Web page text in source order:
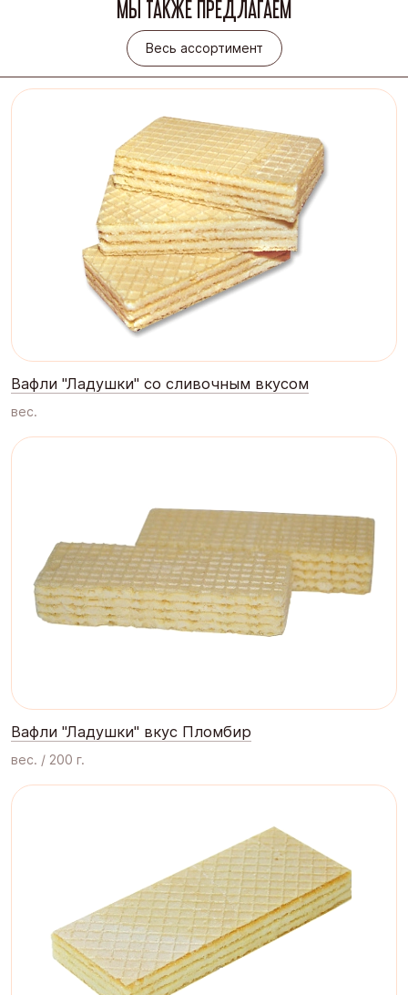
МЫ ТАКЖЕ ПРЕДЛАГАЕМ
Весь ассортимент
Весь ассортимент
Вафли "Ладушки" со сливочным вкусом
вес.
Вафли "Ладушки" вкус Пломбир
вес. / 200 г.